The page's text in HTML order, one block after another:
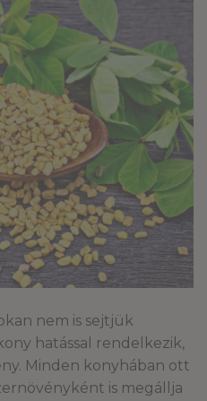
nem is sejtjük
hatással rendelkezik,
Minden konyhában ott
is megállja